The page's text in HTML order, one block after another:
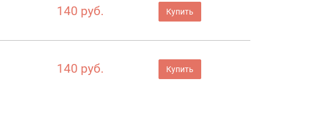
140 руб. Купить
140 руб. Купить